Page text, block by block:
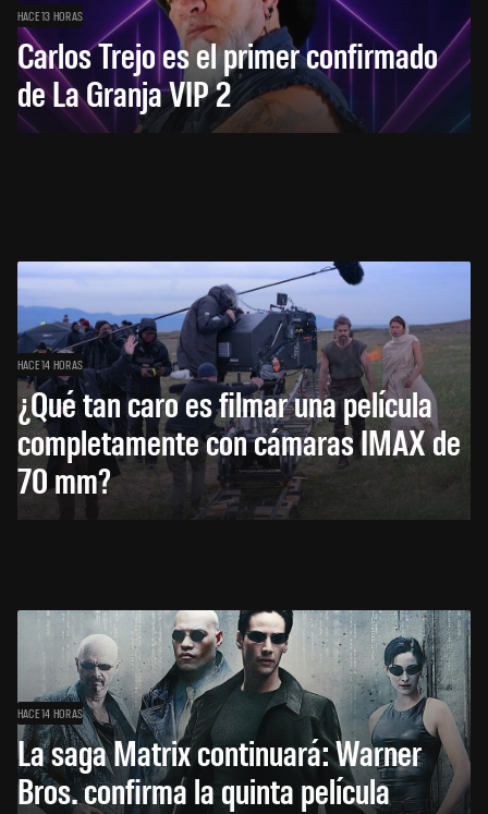
HACE 13 HORAS
Carlos Trejo es el primer confirmado
de La Granja VIP 2
HACE 14 HORAS
¿Qué tan caro es filmar una película
completamente con cámaras IMAX de
70 mm?
HACE 14 HORAS
La saga Matrix continuará: Warner
Bros. confirma la quinta película